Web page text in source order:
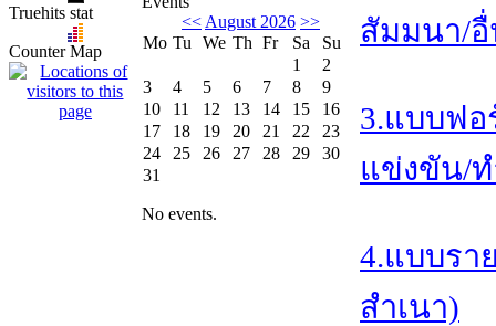
Truehits stat
Counter Map
<< August 2026 >>
Mo Tu We Th Fr Sa
Su
1
2
3
4 5 6 7 8
9
10
11 12 13 14 15
16
17
18 19 20 21 22
23
24
25 26 27 28 29
30
31
No events.
สัมมนา/
3.แบบฟอ
แข่งขัน/
4.แบบรา
สำเนา)